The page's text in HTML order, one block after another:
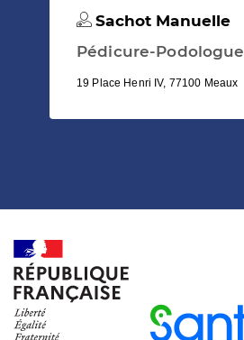
Sachot Manuelle
Pédicure-Podologue
19 Place Henri IV, 77100 Meaux